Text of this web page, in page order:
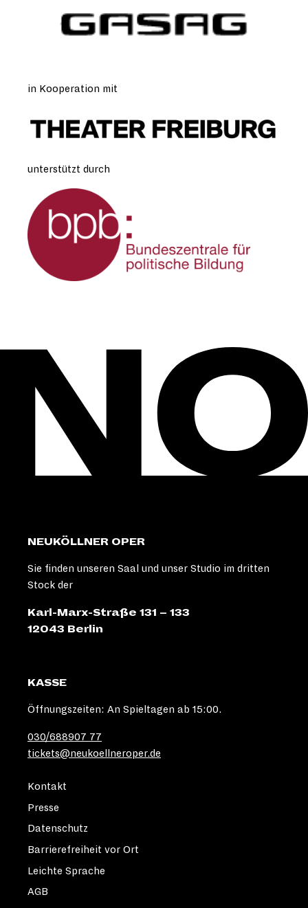
in Kooperation mit
unterstützt durch
NEUKÖLLNER OPER
Sie finden unseren Saal und unser Studio im dritten
Stock der
Karl-Marx-Straße 131 – 133
12043 Berlin
KASSE
Öffnungszeiten: An Spieltagen ab 15:00.
030/688907 77
tickets@neukoellneroper.de
Kontakt
Presse
Datenschutz
Barrierefreiheit vor Ort
Leichte Sprache
AGB